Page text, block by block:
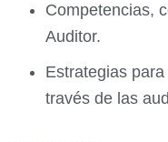
Competencias,
Auditor.
Estrategias
través de las